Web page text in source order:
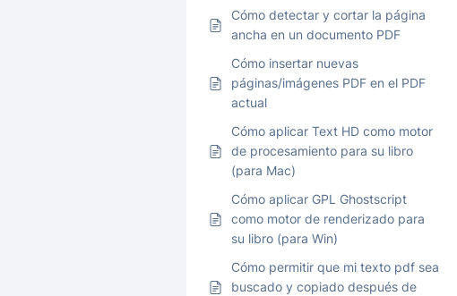
Cómo detectar y cortar la página
ancha en un documento PDF
Cómo insertar nuevas
páginas/imágenes PDF en el PDF
actual
Cómo aplicar Text HD como motor
de procesamiento para su libro
(para Mac)
Cómo aplicar GPL Ghostscript
como motor de renderizado para
su libro (para Win)
Cómo permitir que mi texto pdf sea
buscado y copiado después de